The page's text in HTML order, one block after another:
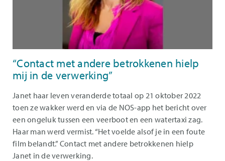
“Contact met andere betrokkenen hielp
mij in de verwerking”
Janet haar leven veranderde totaal op 21 oktober 2022
toen ze wakker werd en via de NOS-app het bericht over
een ongeluk tussen een veerboot en een watertaxi zag.
Haar man werd vermist. “Het voelde alsof je in een foute
film belandt.” Contact met andere betrokkenen hielp
Janet in de verwerking.